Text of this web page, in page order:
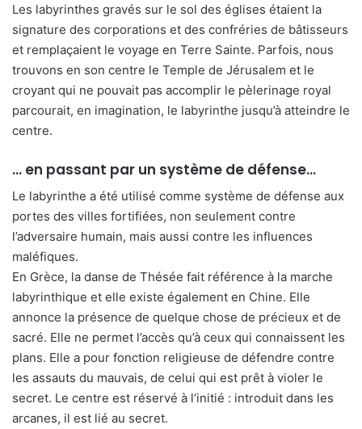
Les labyrinthes gravés sur le sol des églises étaient la
signature des corporations et des confréries de bâtisseurs
et remplaçaient le voyage en Terre Sainte. Parfois, nous
trouvons en son centre le Temple de Jérusalem et le
croyant qui ne pouvait pas accomplir le pèlerinage royal
parcourait, en imagination, le labyrinthe jusqu’à atteindre le
centre.
… en passant par un système de défense…
Le labyrinthe a été utilisé comme système de défense aux
portes des villes fortifiées, non seulement contre
l’adversaire humain, mais aussi contre les influences
maléfiques.
En Grèce, la danse de Thésée fait référence à la marche
labyrinthique et elle existe également en Chine. Elle
annonce la présence de quelque chose de précieux et de
sacré. Elle ne permet l’accès qu’à ceux qui connaissent les
plans. Elle a pour fonction religieuse de défendre contre
les assauts du mauvais, de celui qui est prêt à violer le
secret. Le centre est réservé à l’initié : introduit dans les
arcanes, il est lié au secret.